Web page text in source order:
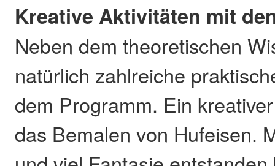
Kreative Aktivitäten mit
Neben dem theoretischen
natürlich zahlreiche
dem Programm. Ein
das Bemalen von Hufeisen.